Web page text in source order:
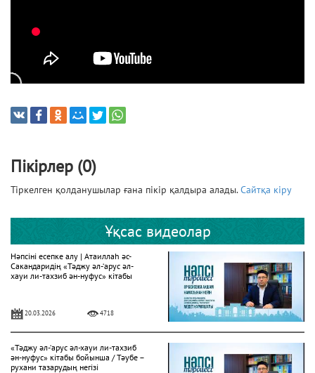
Пікірлер (0)
Тіркелген қолданушылар ғана пікір қалдыра алады.Сайтқа кіру
Ұқсас видеолар
Нәпсіні есепке алу | Атаиллаһ әс-
Сакандаридің «Тәджу әл-‘арус әл-
хауи ли-тахзиб ән-нуфус» кітабы
20.03.2026 4718
«Тәджу әл-‘арус әл-хауи ли-тахзиб
ән-нуфус» кітабы бойынша / Тәубе –
рухани тазарудың негізі